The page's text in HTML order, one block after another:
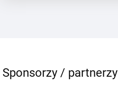
Sponsorzy / partnerzy